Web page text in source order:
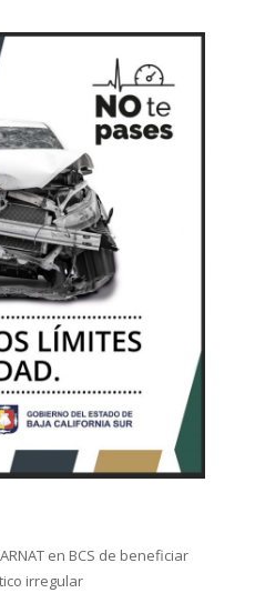
en BCS de beneficiar
irregular